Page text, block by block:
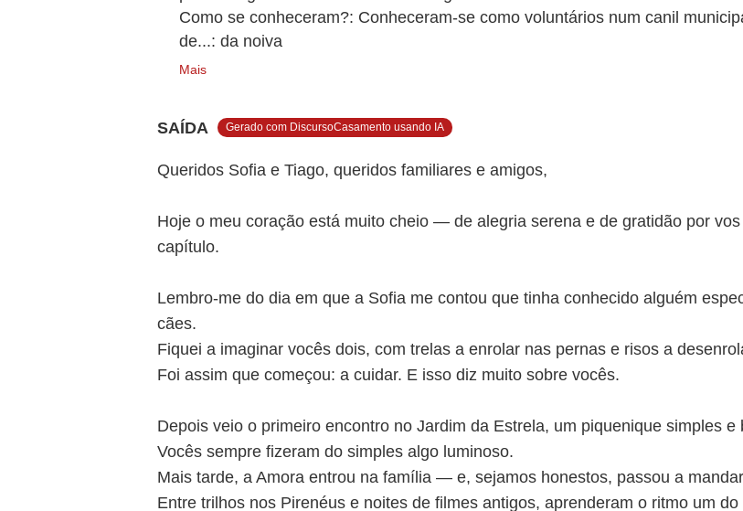
Como se conheceram?: Conheceram-se como voluntários num canil
de...: da noiva
Mais
SAÍDA Gerado com DiscursoCasamento usando IA
Queridos Sofia e Tiago, queridos familiares e amigos,
Hoje o meu coração está muito cheio — de alegria serena e de gratidão por
capítulo.
Lembro-me do dia em que a Sofia me contou que tinha conhecido alguém
cães.
Fiquei a imaginar vocês dois, com trelas a enrolar nas pernas e risos a
Foi assim que começou: a cuidar. E isso diz muito sobre vocês.
Depois veio o primeiro encontro no Jardim da Estrela, um piquenique simples e
Vocês sempre fizeram do simples algo luminoso.
Mais tarde, a Amora entrou na família — e, sejamos honestos, passou a
Entre trilhos nos Pirenéus e noites de filmes antigos, aprenderam o ritmo um do